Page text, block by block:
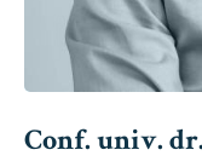
Conf. univ.